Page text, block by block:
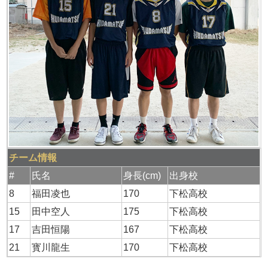
チーム情報
#
氏名 身長(cm)
出身校
8
福田凌也 170
下松高校
15
田中空人 175
下松高校
17
吉田恒陽 167
下松高校
21
寳川龍生 170 下松高校